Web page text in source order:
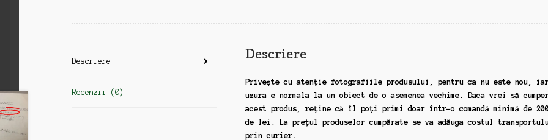
Descriere
Recenzii (0)
Descriere
Privește cu atenție fotografiile produsului, pentru ca nu este nou,
uzura e normala la un obiect de o asemenea vechime. Daca vrei să
acest produs, reține că îl poți primi doar într-o comandă minimă de
de lei. La prețul produselor cumpărate se va adăuga costul
prin curier.